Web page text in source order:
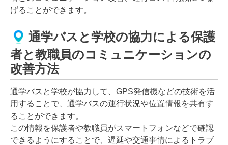
げることができます。
通学バスと学校の協力による保護
者と教職員のコミュニケーションの
改善方法
通学バスと学校が協力して、GPS発信機などの技術を活
用することで、通学バスの運行状況や位置情報を共有す
ることができます。
この情報を保護者や教職員がスマートフォンなどで確認
できるようにすることで、遅延や交通事情によるトラブ